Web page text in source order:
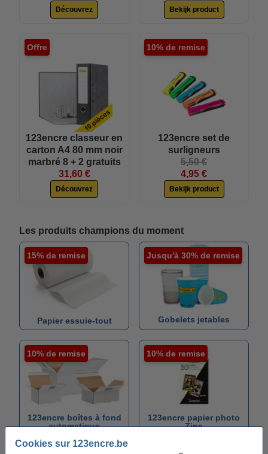
Cookies sur 123encre.be
Découvrez Bekijk product
Offre
123encre classeur en
carton A4 80 mm noir
marbré 8 + 2 gratuits
31,60 €
Découvrez
10% de remise
123encre set de
surligneurs
5,50 €
4,95 €
Bekijk product
Les produits champions du moment
15% de remise
Papier essuie-tout
Jusqu'à 30% de remise
Gobelets jetables
10% de remise
123encre boîtes à fond
automatique
10% de remise
123encre papier photo
Zinc